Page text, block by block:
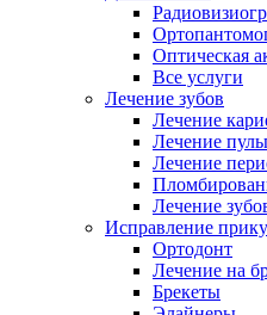
Оптическая
Все услуги
Лечение зубов
Лечение
Лечение
Лечение
Лечение
Исправление
Ортодонт
Лечение на
Брекеты